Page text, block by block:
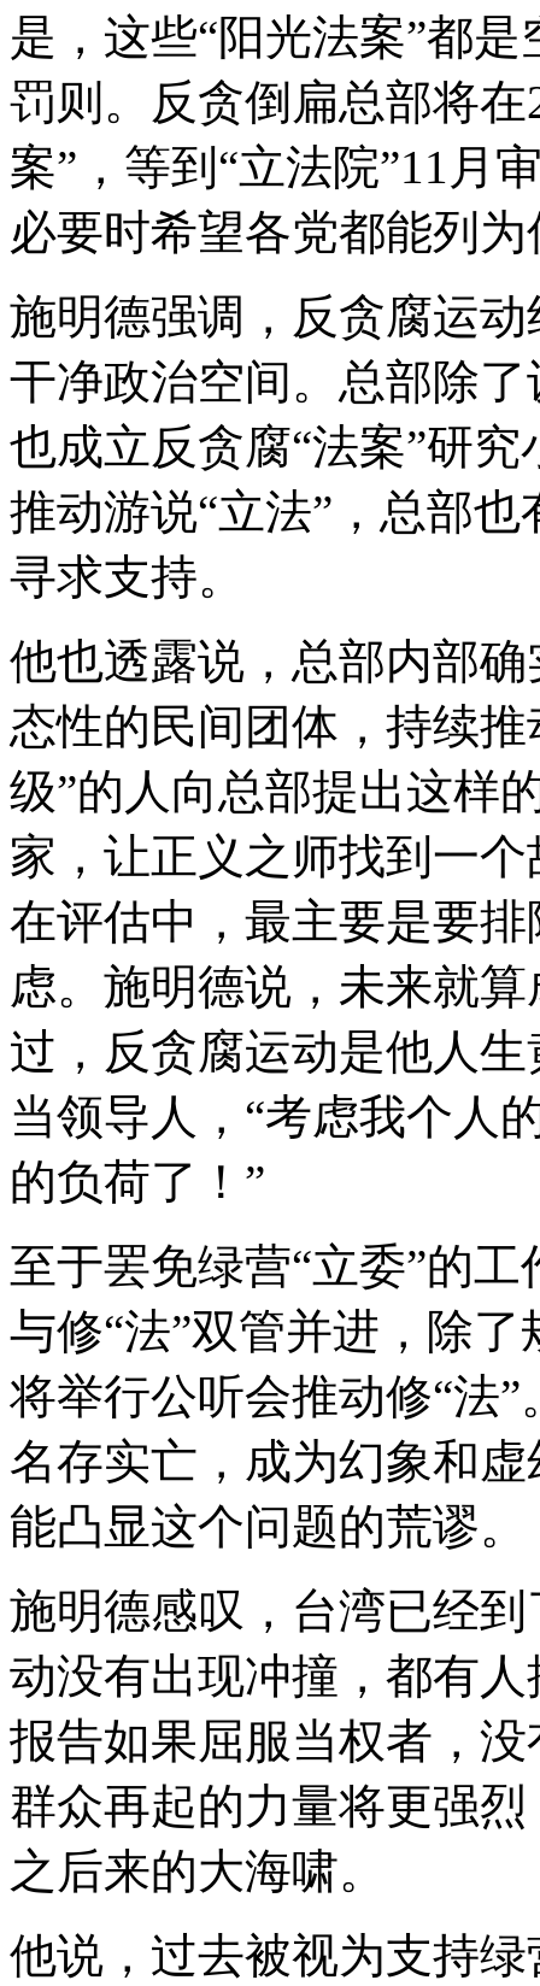
是，这些“阳光法案”都
罚则。反贪倒扁总部将
案”，等到“立法院”11月
必要时希望各党都能列为
施明德强调，反贪腐运
干净政治空间。总部除
也成立反贪腐“法案”研
推动游说“立法”，总部
寻求支持。
他也透露说，总部内部
态性的民间团体，持续
级”的人向总部提出这样
家，让正义之师找到一
在评估中，最主要是要
虑。施明德说，未来就
过，反贪腐运动是他人
当领导人，“考虑我个人
的负荷了！”
至于罢免绿营“立委”的
与修“法”双管并进，除
将举行公听会推动修“法
名存实亡，成为幻象和
能凸显这个问题的荒谬。
施明德感叹，台湾已经
动没有出现冲撞，都有
报告如果屈服当权者，
群众再起的力量将更强
之后来的大海啸。
他说，过去被视为支持